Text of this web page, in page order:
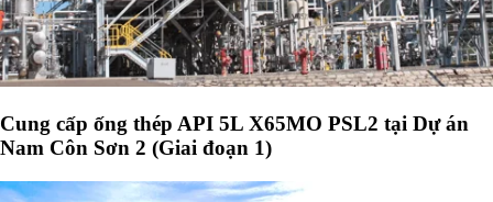
Cung cấp ống thép API 5L X65MO PSL2 tại Dự án
Nam Côn Sơn 2 (Giai đoạn 1)